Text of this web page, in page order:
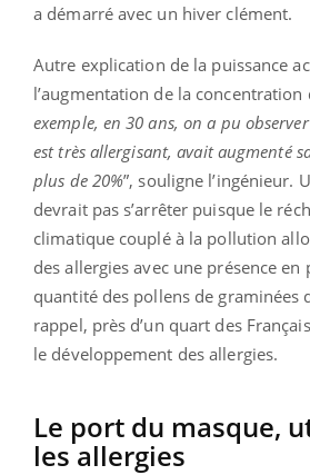
a démarré avec un hiver clément.
Autre explication de la puissance
l’augmentation de la concentration
exemple, en 30 ans, on a pu
est très allergisant, avait augmenté
plus de 20%”, souligne l’ingénieur.
devrait pas s’arrêter puisque le
climatique couplé à la pollution
des allergies avec une présence en
quantité des pollens de graminées
rappel, près d’un quart des
le développement des allergies.
Le port du masque,
les allergies